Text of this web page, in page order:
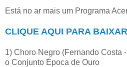
Está no ar mais um Programa
CLIQUE AQUI PARA BAIXAR
1) Choro Negro (Fernando Costa
o Conjunto Época de Ouro